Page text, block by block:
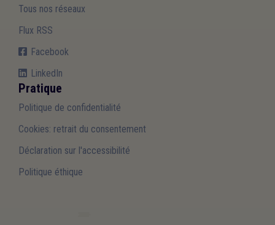
Tous nos réseaux
Flux RSS
Facebook
LinkedIn
Pratique
Politique de confidentialité
Cookies: retrait du consentement
Déclaration sur l'accessibilité
Politique éthique